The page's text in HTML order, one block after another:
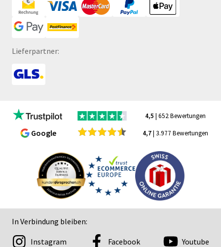
Lieferpartner:
4,5 | 652 Bewertungen
Google 4,7| 3.977 Bewertungen
In Verbindung bleiben:
Instagram Facebook Youtube